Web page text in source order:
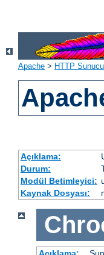
Apache > HTTP
Açıklama:
Durum:
Modül Betimleyici:
Kaynak Dosyası:
Açıklama: